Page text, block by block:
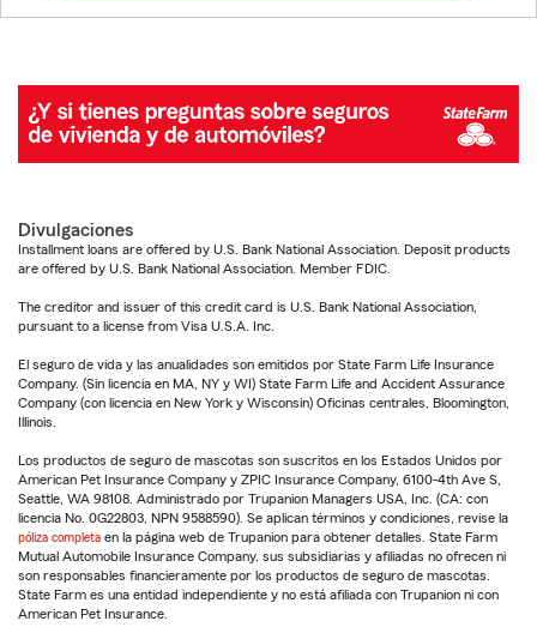
Divulgaciones
Installment loans are offered by U.S. Bank National Association. Deposit products
are offered by U.S. Bank National Association. Member FDIC.
The creditor and issuer of this credit card is U.S. Bank National Association,
pursuant to a license from Visa U.S.A. Inc.
El seguro de vida y las anualidades son emitidos por State Farm Life Insurance
Company. (Sin licencia en MA, NY y WI) State Farm Life and Accident Assurance
Company (con licencia en New York y Wisconsin) Oficinas centrales, Bloomington,
Illinois.
Los productos de seguro de mascotas son suscritos en los Estados Unidos por
American Pet Insurance Company y ZPIC Insurance Company, 6100-4th Ave S,
Seattle, WA 98108. Administrado por Trupanion Managers USA, Inc. (CA: con
licencia No. 0G22803, NPN 9588590). Se aplican términos y condiciones, revise la
póliza completa en la página web de Trupanion para obtener detalles. State Farm
Mutual Automobile Insurance Company, sus subsidiarias y afiliadas no ofrecen ni
son responsables financieramente por los productos de seguro de mascotas.
State Farm es una entidad independiente y no está afiliada con Trupanion ni con
American Pet Insurance.